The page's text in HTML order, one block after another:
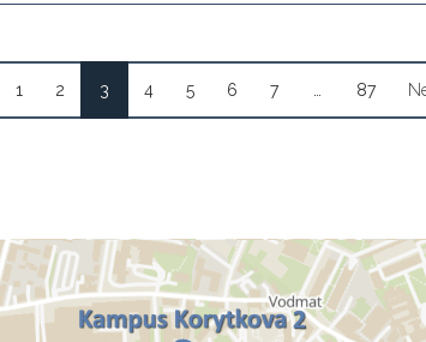
1 2 3 4 5 6 7 87